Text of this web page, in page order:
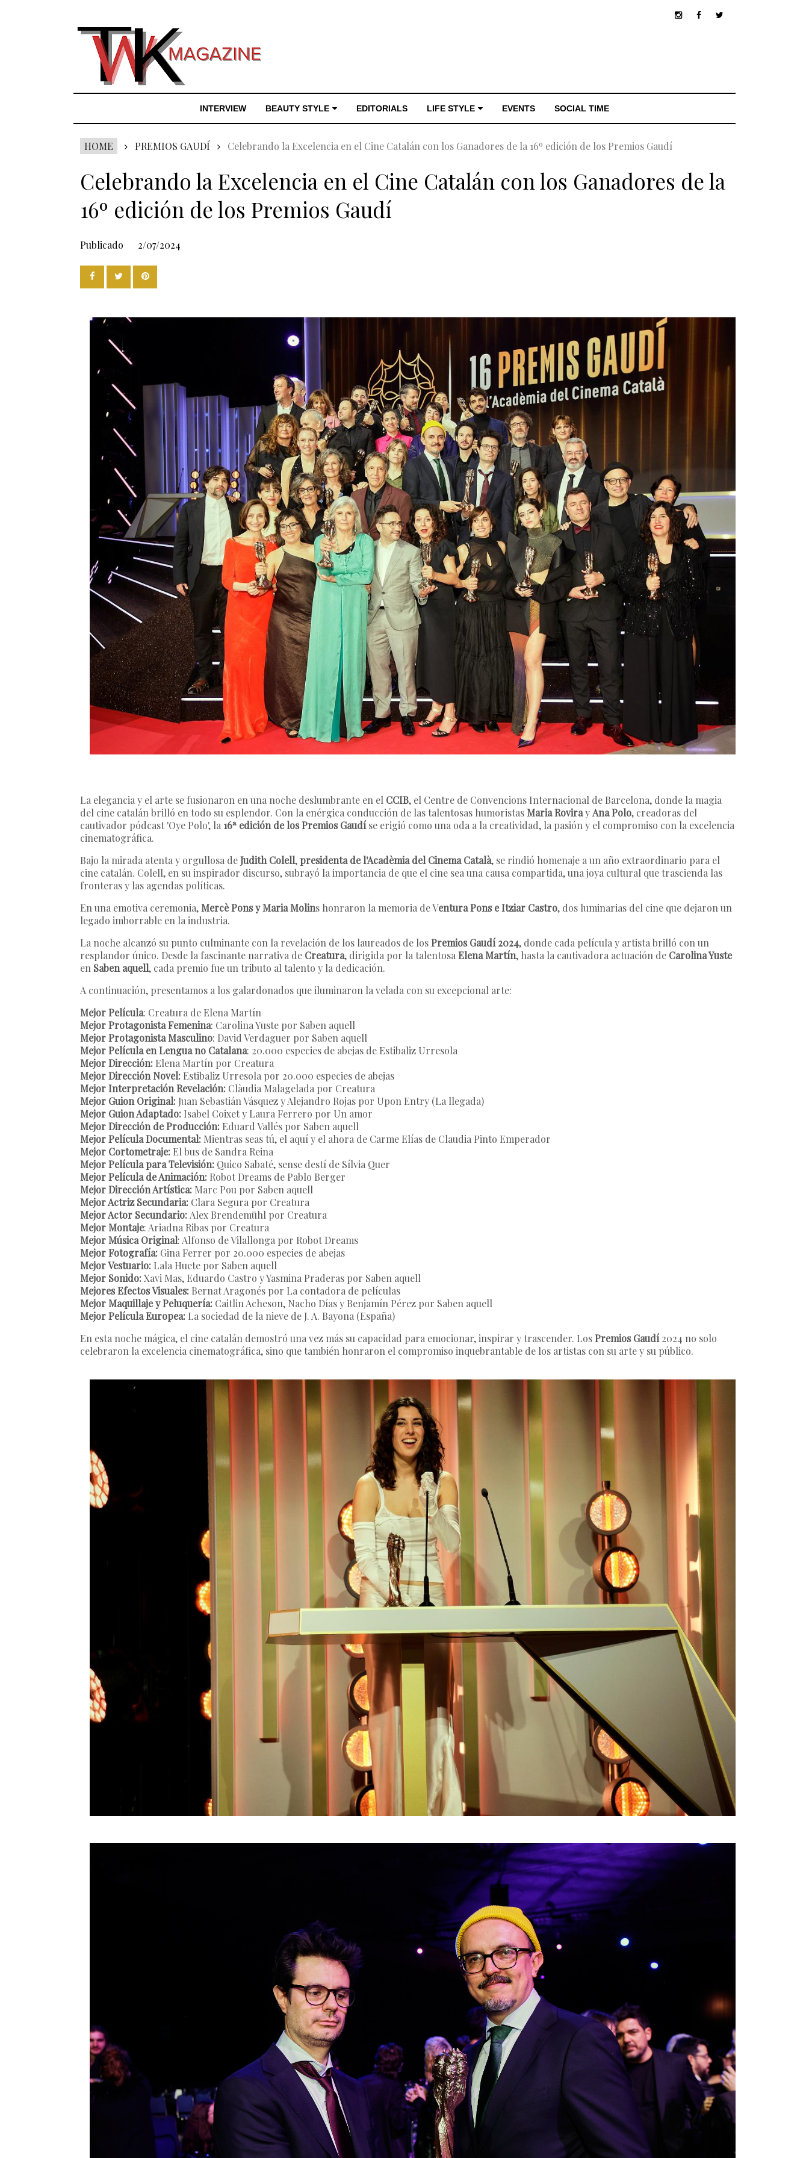
INTERVIEW BEAUTY STYLE EDITORIALS LIFE STYLE EVENTS SOCIAL TIME
HOME PREMIOS GAUDÍ Celebrando la Excelencia en el Cine Catalán con los Ganadores de la 16º edición de los Premios Gaudí
Celebrando la Excelencia en el Cine Catalán con los Ganadores de la
16º edición de los Premios Gaudí
Publicado 2/07/2024
La elegancia y el arte se fusionaron en una noche deslumbrante en el CCIB, el Centre de Convencions Internacional de Barcelona, donde la magia
del cine catalán brilló en todo su esplendor. Con la enérgica conducción de las talentosas humoristasMaria RovirayAna Polo, creadoras del
cautivador pódcast 'Oye Polo', la 16ª edición de los Premios Gaudí se erigió como una oda a la creatividad, la pasión y el compromiso con la excelencia
cinematográfica.
Bajo la mirada atenta y orgullosa deJudith Colell, presidenta de l'Acadèmia del Cinema Català, se rindió homenaje a un año extraordinario para el
cine catalán. Colell, en su inspirador discurso, subrayó la importancia de que el cine sea una causa compartida, una joya cultural que trascienda las
fronteras y las agendas políticas.
En una emotiva ceremonia,Mercè Pons y Maria Molins honraron la memoria de Ventura Pons e Itziar Castro, dos luminarias del cine que dejaron un
legado imborrable en la industria.
La noche alcanzó su punto culminante con la revelación de los laureados de losPremios Gaudí 2024, donde cada película y artista brilló con un
resplandor único. Desde la fascinante narrativa de Creatura, dirigida por la talentosa Elena Martín, hasta la cautivadora actuación de Carolina Yuste
en Saben aquell, cada premio fue un tributo al talento y la dedicación.
A continuación, presentamos a los galardonados que iluminaron la velada con su excepcional arte:
Mejor Película: Creatura de Elena Martín
Mejor Protagonista Femenina: Carolina Yuste por Saben aquell
Mejor Protagonista Masculino: David Verdaguer por Saben aquell
Mejor Película en Lengua no Catalana: 20.000 especies de abejas de Estibaliz Urresola
Mejor Dirección: Elena Martín por Creatura
Mejor Dirección Novel: Estibaliz Urresola por 20.000 especies de abejas
Mejor Interpretación Revelación: Clàudia Malagelada por Creatura
Mejor Guion Original: Juan Sebastián Vásquez y Alejandro Rojas por Upon Entry (La llegada)
Mejor Guion Adaptado: Isabel Coixet y Laura Ferrero por Un amor
Mejor Dirección de Producción: Eduard Vallés por Saben aquell
Mejor Película Documental: Mientras seas tú, el aquí y el ahora de Carme Elías de Claudia Pinto Emperador
Mejor Cortometraje: El bus de Sandra Reina
Mejor Película para Televisión: Quico Sabaté, sense destí de Sílvia Quer
Mejor Película de Animación: Robot Dreams de Pablo Berger
Mejor Dirección Artística: Marc Pou por Saben aquell
Mejor Actriz Secundaria: Clara Segura por Creatura
Mejor Actor Secundario: Alex Brendemühl por Creatura
Mejor Montaje: Ariadna Ribas por Creatura
Mejor Música Original: Alfonso de Vilallonga por Robot Dreams
Mejor Fotografía: Gina Ferrer por 20.000 especies de abejas
Mejor Vestuario: Lala Huete por Saben aquell
Mejor Sonido:Xavi Mas, Eduardo Castro y Yasmina Praderas por Saben aquell
Mejores Efectos Visuales: Bernat Aragonés por La contadora de películas
Mejor Maquillaje y Peluquería: Caitlin Acheson, Nacho Días y Benjamín Pérez por Saben aquell
Mejor Película Europea: La sociedad de la nieve de J. A. Bayona (España)
En esta noche mágica, el cine catalán demostró una vez más su capacidad para emocionar, inspirar y trascender. LosPremios Gaudí 2024 no solo
celebraron la excelencia cinematográfica, sino que también honraron el compromiso inquebrantable de los artistas con su arte y su público.